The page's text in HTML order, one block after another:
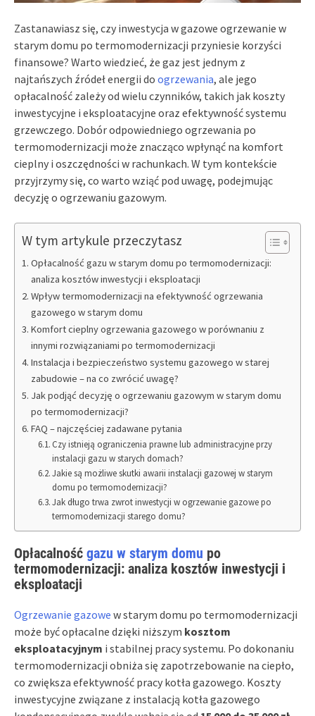
Zastanawiasz się, czy inwestycja w gazowe ogrzewanie w
starym domu po termomodernizacji przyniesie korzyści
finansowe? Warto wiedzieć, że gaz jest jednym z
najtańszych źródeł energii do ogrzewania, ale jego
opłacalność zależy od wielu czynników, takich jak koszty
inwestycyjne i eksploatacyjne oraz efektywność systemu
grzewczego. Dobór odpowiedniego ogrzewania po
termomodernizacji może znacząco wpłynąć na komfort
cieplny i oszczędności w rachunkach. W tym kontekście
przyjrzymy się, co warto wziąć pod uwagę, podejmując
decyzję o ogrzewaniu gazowym.
W tym artykule przeczytasz
Opłacalność gazu w starym domu po termomodernizacji:
analiza kosztów inwestycji i eksploatacji
Wpływ termomodernizacji na efektywność ogrzewania
gazowego w starym domu
Komfort cieplny ogrzewania gazowego w porównaniu z
innymi rozwiązaniami po termomodernizacji
Instalacja i bezpieczeństwo systemu gazowego w starej
zabudowie – na co zwrócić uwagę?
Jak podjąć decyzję o ogrzewaniu gazowym w starym domu
po termomodernizacji?
FAQ – najczęściej zadawane pytania
Czy istnieją ograniczenia prawne lub administracyjne przy
instalacji gazu w starych domach?
Jakie są możliwe skutki awarii instalacji gazowej w starym
domu po termomodernizacji?
Jak długo trwa zwrot inwestycji w ogrzewanie gazowe po
termomodernizacji starego domu?
Opłacalność gazu w starym domu po
termomodernizacji: analiza kosztów inwestycji i
eksploatacji
Ogrzewanie gazowe w starym domu po termomodernizacji
może być opłacalne dzięki niższym kosztom
eksploatacyjnym i stabilnej pracy systemu. Po dokonaniu
termomodernizacji obniża się zapotrzebowanie na ciepło,
co zwiększa efektywność pracy kotła gazowego. Koszty
inwestycyjne związane z instalacją kotła gazowego